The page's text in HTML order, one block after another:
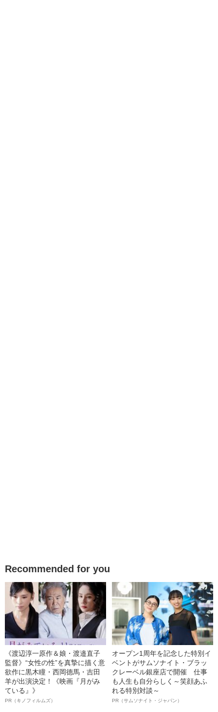
Recommended for you
《渡辺淳一原作＆娘・渡邉直子
監督》“女性の性”を真摯に描く意
欲作に黒木瞳・西岡德馬・吉田
羊が出演決定！《映画『月がみ
ている』》
PR（キノフィルムズ）
オープン1周年を記念した特別イ
ベントがサムソナイト・ブラッ
クレーベル銀座店で開催 仕事
も人生も自分らしく～笑顔あふ
れる特別対談～
PR（サムソナイト・ジャパン）